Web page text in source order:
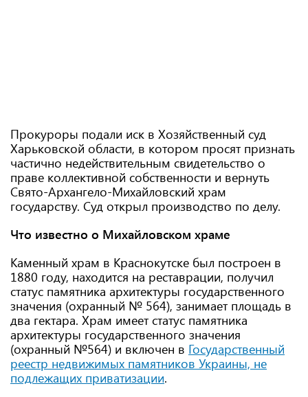
Прокуроры подали иск в Хозяйственный суд
Харьковской области, в котором просят признать
частично недействительным свидетельство о
праве коллективной собственности и вернуть
Свято-Архангело-Михайловский храм
государству. Суд открыл производство по делу.
Что известно о Михайловском храме
Каменный храм в Краснокутске был построен в
1880 году, находится на реставрации, получил
статус памятника архитектуры государственного
значения (охранный № 564), занимает площадь в
два гектара. Храм имеет статус памятника
архитектуры государственного значения
(охранный №564) и включен в Государственный
реестр недвижимых памятников Украины, не
подлежащих приватизации.